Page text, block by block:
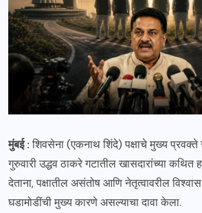
मुंबई :शिवसेना (एकनाथ शिंदे) पक्षाचे मुख्य
गुरुवारी उद्धव ठाकरे गटातील खासदारांच्या कथित
देताना, पक्षातील असंतोष आणि नेतृत्वावरील
घडामोडींची मुख्य कारणे असल्याचा दावा केला.